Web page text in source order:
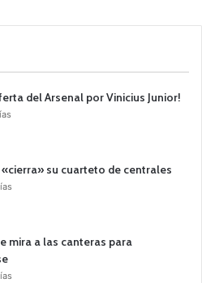
del Arsenal por Vinicius Junior!
«cierra» su cuarteto de centrales
mira a las canteras para